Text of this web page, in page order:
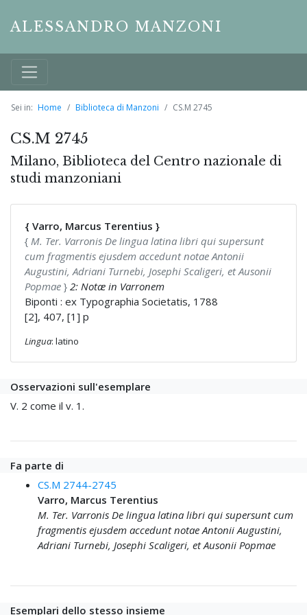
ALESSANDRO MANZONI
Sei in: Home Biblioteca di Manzoni CS.M 2745
CS.M 2745
Milano, Biblioteca del Centro nazionale di
studi manzoniani
{ Varro, Marcus Terentius }
{ M. Ter. Varronis De lingua latina libri qui supersunt
cum fragmentis ejusdem accedunt notae Antonii
Augustini, Adriani Turnebi, Josephi Scaligeri, et Ausonii
Popmae } 2: Notæ in Varronem
Biponti : ex Typographia Societatis, 1788
[2], 407, [1] p
Lingua: latino
Osservazioni sull'esemplare
V. 2 come il v. 1.
Fa parte di
CS.M 2744-2745
Varro, Marcus Terentius
M. Ter. Varronis De lingua latina libri qui supersunt cum
fragmentis ejusdem accedunt notae Antonii Augustini,
Adriani Turnebi, Josephi Scaligeri, et Ausonii Popmae
Esemplari dello stesso insieme